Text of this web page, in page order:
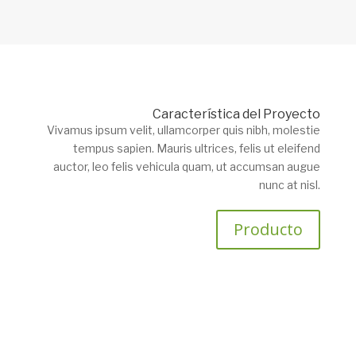
Característica del Proyecto
Vivamus ipsum velit, ullamcorper quis nibh, molestie
tempus sapien. Mauris ultrices, felis ut eleifend
auctor, leo felis vehicula quam, ut accumsan augue
nunc at nisl.
Producto